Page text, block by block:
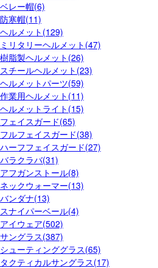
ベレー帽(6)
防寒帽(11)
ヘルメット(129)
ミリタリーヘルメット(47)
樹脂製ヘルメット(26)
スチールヘルメット(23)
ヘルメットパーツ(59)
作業用ヘルメット(11)
ヘルメットライト(15)
フェイスガード(65)
フルフェイスガード(38)
ハーフフェイスガード(27)
バラクラバ(31)
アフガンストール(8)
ネックウォーマー(13)
バンダナ(13)
スナイパーベール(4)
アイウェア(502)
サングラス(387)
シューティンググラス(65)
タクティカルサングラス(17)